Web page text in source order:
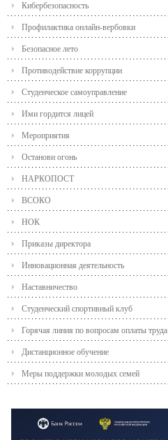
Кибербезопасность
Профилактика онлайн-вербовки
Безопасное лето
Противодействие коррупции
Студенческое самоуправление
Ими гордится лицей
Мероприятия
Останови огонь
НАРКОПОСТ
ВСОКО
НОК
Приказы директора
Инновационная деятельность
Наставничество
Студенческий спортивный клуб
Горячая линия по вопросам оплаты труда
Дистанционное обучение
Меры поддержки молодых семей